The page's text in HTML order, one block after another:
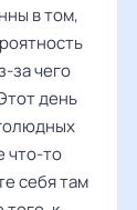
в том,
за чего
день
что-то
себя там